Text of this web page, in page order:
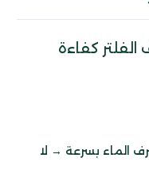
كفاءة
الماء بسرعة → لا